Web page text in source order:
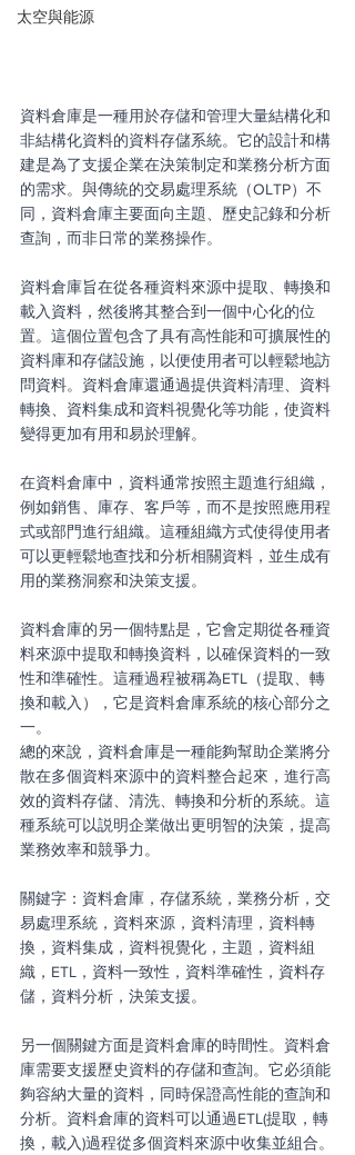
太空與能源
資料倉庫是一種用於存儲和管理大量結構化和
非結構化資料的資料存儲系統。它的設計和構
建是為了支援企業在決策制定和業務分析方面
的需求。與傳統的交易處理系統（OLTP）不
同，資料倉庫主要面向主題、歷史記錄和分析
查詢，而非日常的業務操作。
資料倉庫旨在從各種資料來源中提取、轉換和
載入資料，然後將其整合到一個中心化的位
置。這個位置包含了具有高性能和可擴展性的
資料庫和存儲設施，以便使用者可以輕鬆地訪
問資料。資料倉庫還通過提供資料清理、資料
轉換、資料集成和資料視覺化等功能，使資料
變得更加有用和易於理解。
在資料倉庫中，資料通常按照主題進行組織，
例如銷售、庫存、客戶等，而不是按照應用程
式或部門進行組織。這種組織方式使得使用者
可以更輕鬆地查找和分析相關資料，並生成有
用的業務洞察和決策支援。
資料倉庫的另一個特點是，它會定期從各種資
料來源中提取和轉換資料，以確保資料的一致
性和準確性。這種過程被稱為ETL（提取、轉
換和載入），它是資料倉庫系統的核心部分之
一。
總的來說，資料倉庫是一種能夠幫助企業將分
散在多個資料來源中的資料整合起來，進行高
效的資料存儲、清洗、轉換和分析的系統。這
種系統可以説明企業做出更明智的決策，提高
業務效率和競爭力。
關鍵字：資料倉庫，存儲系統，業務分析，交
易處理系統，資料來源，資料清理，資料轉
換，資料集成，資料視覺化，主題，資料組
織，ETL，資料一致性，資料準確性，資料存
儲，資料分析，決策支援。
另一個關鍵方面是資料倉庫的時間性。資料倉
庫需要支援歷史資料的存儲和查詢。它必須能
夠容納大量的資料，同時保證高性能的查詢和
分析。資料倉庫的資料可以通過ETL(提取，轉
換，載入)過程從多個資料來源中收集並組合。